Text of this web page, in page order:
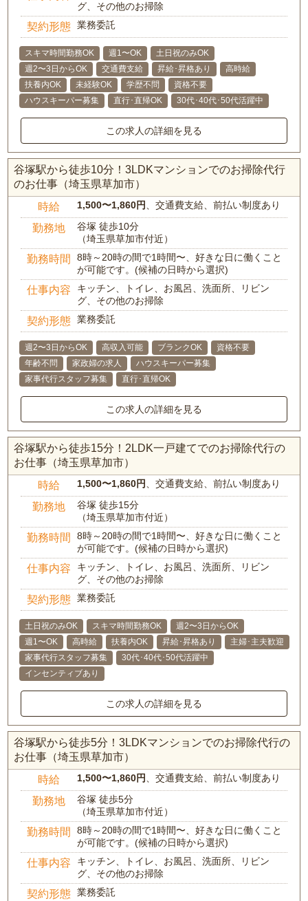
グ、その他のお掃除
契約形態 業務委託
スキマ時間勤務OK 週1〜OK
土日祝のみOK
週2〜3日からOK
交通費支給 昇給･昇格あり
高時給
扶養内OK
未経験OK 学歴不問
資格不要
ハウスキーパー募集
直行･直帰OK 30代･40代･50代活躍中
この求人の詳細を見る
谷塚駅から徒歩10分！3LDKマンションでのお掃除代行
のお仕事（埼玉県草加市）
時給 1,500〜1,860円、交通費支給、前払い制度あり
勤務地
谷塚 徒歩10分
（埼玉県草加市付近）
勤務時間
8時～20時の間で1時間〜、好きな日に働くこと
が可能です。(候補の日時から選択)
仕事内容
キッチン、トイレ、お風呂、洗面所、リビン
グ、その他のお掃除
契約形態 業務委託
週2〜3日からOK 高収入可能 ブランクOK
資格不要
年齢不問
家政婦の求人
ハウスキーパー募集
家事代行スタッフ募集
直行･直帰OK
この求人の詳細を見る
谷塚駅から徒歩15分！2LDK一戸建てでのお掃除代行の
お仕事（埼玉県草加市）
時給 1,500〜1,860円、交通費支給、前払い制度あり
勤務地
谷塚 徒歩15分
（埼玉県草加市付近）
勤務時間
8時～20時の間で1時間〜、好きな日に働くこと
が可能です。(候補の日時から選択)
仕事内容
キッチン、トイレ、お風呂、洗面所、リビン
グ、その他のお掃除
契約形態 業務委託
土日祝のみOK スキマ時間勤務OK
週2〜3日からOK
週1〜OK
高時給 扶養内OK 昇給･昇格あり
主婦･主夫歓迎
家事代行スタッフ募集
30代･40代･50代活躍中
インセンティブあり
この求人の詳細を見る
谷塚駅から徒歩5分！3LDKマンションでのお掃除代行の
お仕事（埼玉県草加市）
時給 1,500〜1,860円、交通費支給、前払い制度あり
勤務地
谷塚 徒歩5分
（埼玉県草加市付近）
勤務時間
8時～20時の間で1時間〜、好きな日に働くこと
が可能です。(候補の日時から選択)
仕事内容
キッチン、トイレ、お風呂、洗面所、リビン
グ、その他のお掃除
契約形態 業務委託